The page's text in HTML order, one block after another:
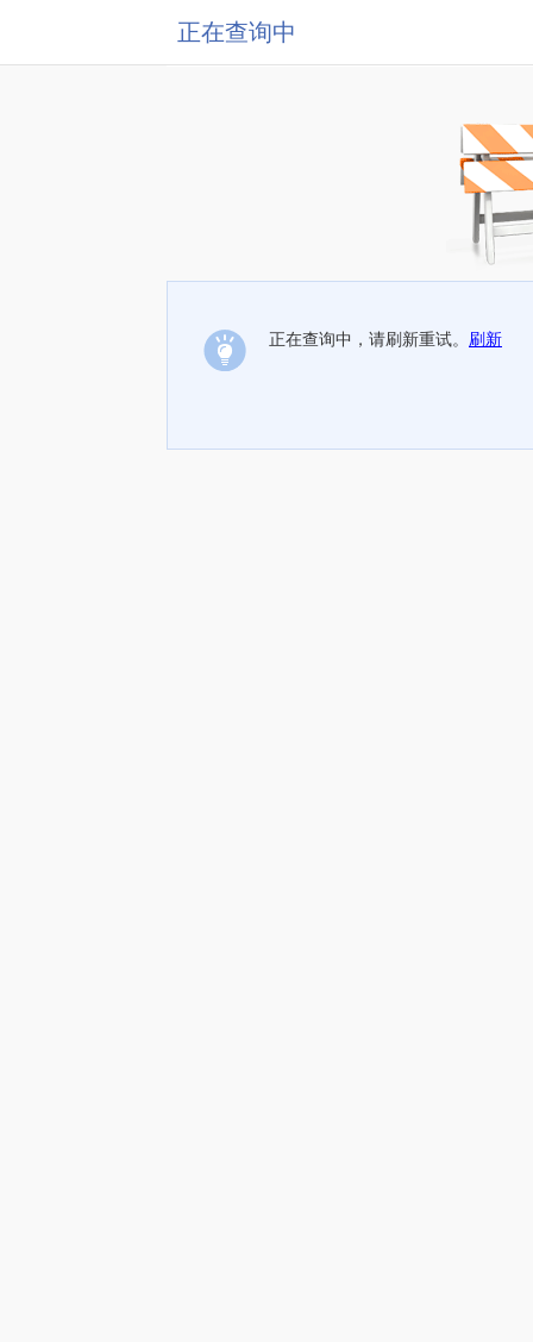
正在查询中
正在查询中，请刷新重试。 刷新